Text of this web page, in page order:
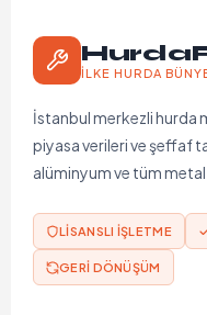
İLKE HURDA
İstanbul merkezli hurda
piyasa verileri ve şeffaf
alüminyum ve tüm metal
LISANSLI İŞLETME
GERI DÖNÜŞÜM